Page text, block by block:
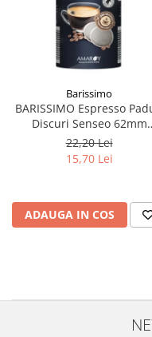
Barissimo
BARISSIMO Espresso
Discuri Senseo 62mm
Monodoze 20buc 140g
22,20 Lei
15,70 Lei
ADAUGA IN COS